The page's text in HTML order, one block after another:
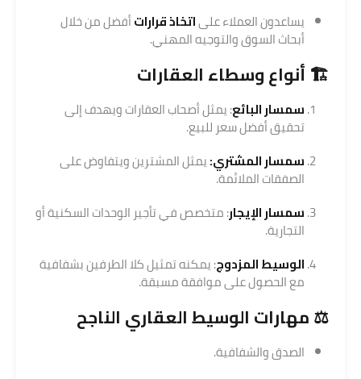
يساعدون العملاء علىاتخاذ قراراتأفضل من خلال
أبحاث السوق والتوجيه المهني.
🏗️ أنواع وسطاء العقارات
سمسار البائع: يمثل أصحاب العقارات ويهدف إلى
تحقيق أفضل سعر للبيع.
سمسار المشتري:يمثل المشترين ويتفاوض على
الصفقات الملائمة.
سمسار الإيجار: متخصص في تأجير الوحدات السكنية أو
التجارية.
الوسيط المزدوج: يمكنه تمثيل كلا الطرفين بشفافية
مع الحصول على موافقة مسبقة.
⚖️ مهارات الوسيط العقاري الناجح
الصدق والشفافية.